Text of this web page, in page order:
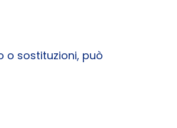
o sostituzioni, può